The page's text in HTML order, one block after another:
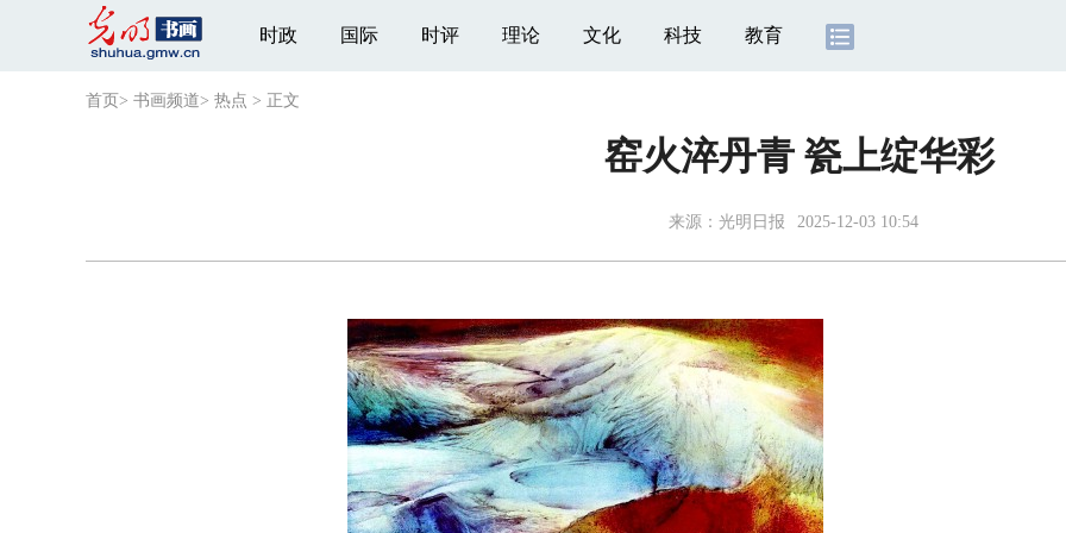
时政 国际 时评 理论 文化 科技 教育
首页 > 书画频道> 热点 > 正文
窑火淬丹青 瓷上绽华彩
来源： 光明日报 2025-12-03 10:54